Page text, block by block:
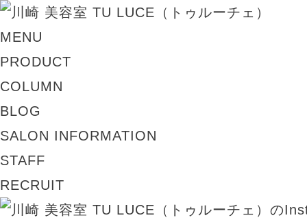
MENU
PRODUCT
COLUMN
BLOG
SALON INFORMATION
STAFF
RECRUIT